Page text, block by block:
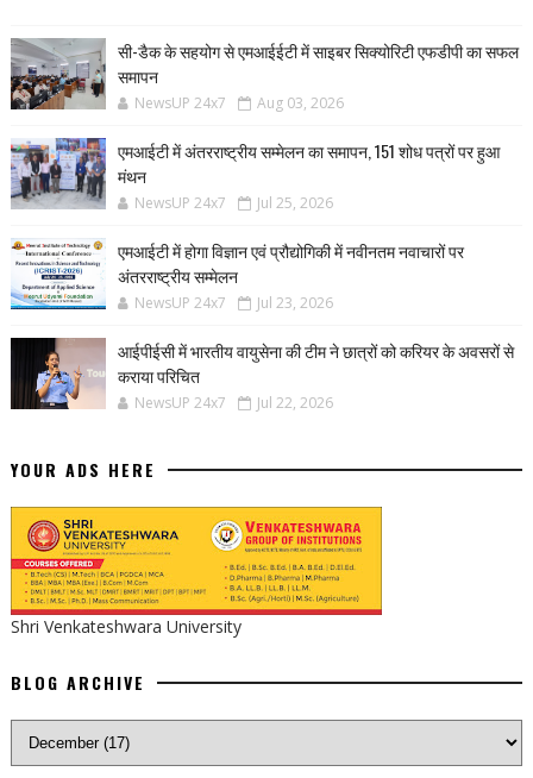
सी-डैक के सहयोग से एमआईईटी में साइबर सिक्योरिटी एफडीपी का सफल
समापन
NewsUP 24x7 Aug 03, 2026
एमआईटी में अंतरराष्ट्रीय सम्मेलन का समापन, 151 शोध पत्रों पर हुआ
मंथन
NewsUP 24x7 Jul 25, 2026
एमआईटी में होगा विज्ञान एवं प्रौद्योगिकी में नवीनतम नवाचारों पर
अंतरराष्ट्रीय सम्मेलन
NewsUP 24x7 Jul 23, 2026
आईपीईसी में भारतीय वायुसेना की टीम ने छात्रों को करियर के अवसरों से
कराया परिचित
NewsUP 24x7 Jul 22, 2026
YOUR ADS HERE
Shri Venkateshwara University
BLOG ARCHIVE